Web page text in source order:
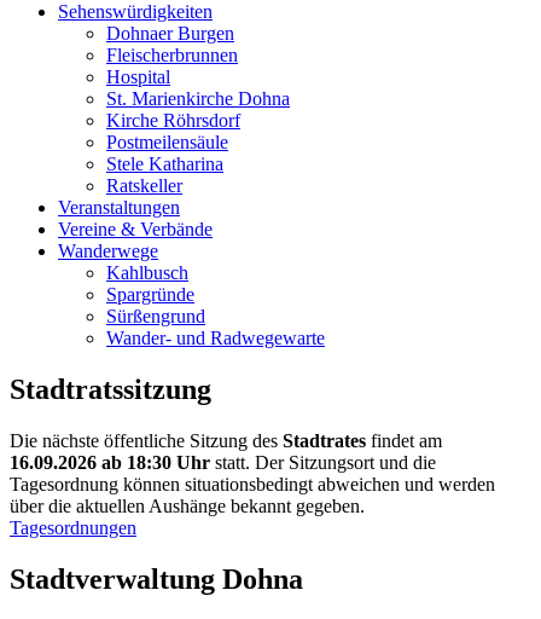
Sehenswürdigkeiten
Dohnaer Burgen
Fleischerbrunnen
Hospital
St. Marienkirche Dohna
Kirche Röhrsdorf
Postmeilensäule
Stele Katharina
Ratskeller
Veranstaltungen
Vereine & Verbände
Wanderwege
Kahlbusch
Spargründe
Sürßengrund
Wander- und Radwegewarte
Stadtratssitzung
Die nächste öffentliche Sitzung des Stadtrates findet am
16.09.2026 ab 18:30 Uhr statt. Der Sitzungsort und die
Tagesordnung können situationsbedingt abweichen und werden
über die aktuellen Aushänge bekannt gegeben.
Tagesordnungen
Stadtverwaltung Dohna